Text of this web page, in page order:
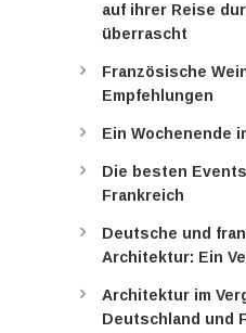
auf ihrer Reise
überrascht
Französische
Empfehlungen
Ein Wochenende
Die besten
Frankreich
Deutsche und
Architektur: Ein
Architektur im
Deutschland und